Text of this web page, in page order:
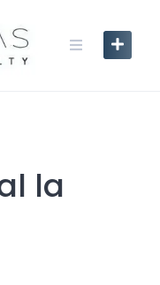
la